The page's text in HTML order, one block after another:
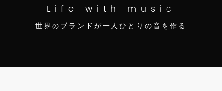
Life with music
世界のブランドが一人ひとりの音を作る